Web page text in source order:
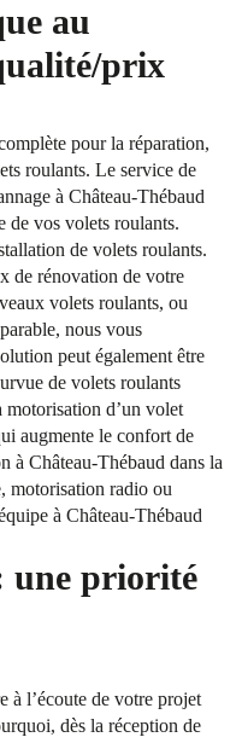
au
prix
pour la réparation,
roulants. Le service de
à Château-Thébaud
de vos volets roulants.
de volets roulants.
de rénovation de votre
volets roulants, ou
nous vous
peut également être
de volets roulants
d’un volet
augmente le confort de
à Château-Thébaud dans la
radio ou
à Château-Thébaud
une priorité
à l’écoute de votre projet
dès la réception de